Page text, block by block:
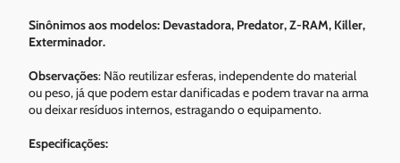
Sinônimos aos modelos: Devastadora, Predator, Z-RAM, Killer,
Exterminador.
Observações: Não reutilizar esferas, independente do material
ou peso, já que podem estar danificadas e podem travar na arma
ou deixar resíduos internos, estragando o equipamento.
Especificações: